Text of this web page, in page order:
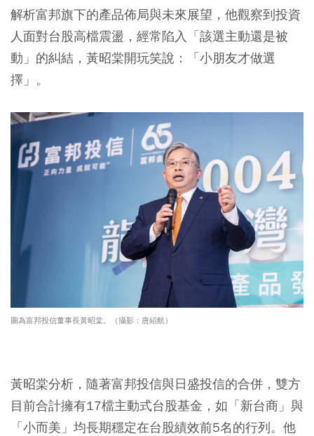
解析富邦旗下的產品佈局與未來展望，他觀察到投資
人面對台股高檔震盪，經常陷入「該選主動還是被
動」的糾結，黃昭棠開玩笑說：「小朋友才做選
擇」。
圖為富邦投信董事長黃昭棠。（攝影：唐紹航）
黃昭棠分析，隨著富邦投信與日盛投信的合併，雙方
目前合計擁有17檔主動式台股基金，如「新台商」與
「小而美」均長期穩定在台股績效前5名的行列。他